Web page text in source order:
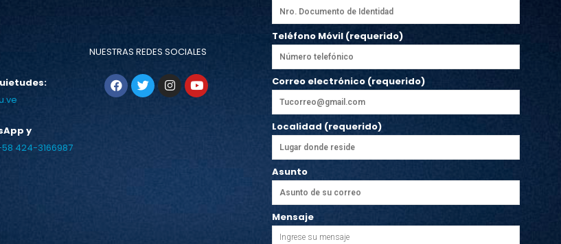
y
424-3166987
NUESTRAS REDES SOCIALES
Teléfono Móvil (requerido)
Correo electrónico (requerido)
Localidad (requerido)
Asunto
Mensaje